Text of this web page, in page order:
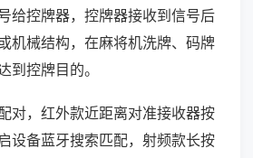
给控牌器，控牌器接收到信号后
机械结构，在麻将机洗牌、码牌
到控牌目的。
对，红外款近距离对准接收器按
设备蓝牙搜索匹配，射频款长按